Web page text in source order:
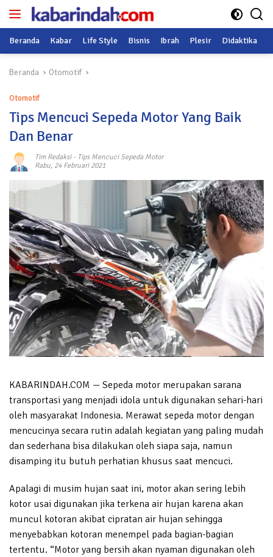
Langsung
Beranda Kabar Life Style Bisnis Ibrah Plesir Didaktika
Beranda Otomotif
Otomotif
Tips Mencuci Sepeda Motor Yang Baik
Dan Benar
Tim Redaksi- Tips Mencuci Sepeda Motor
Rabu, 24 Februari 2021
KABARINDAH.COM — Sepeda motor merupakan sarana
transportasi yang menjadi idola untuk digunakan sehari-hari
oleh masyarakat Indonesia. Merawat sepeda motor dengan
mencucinya secara rutin adalah kegiatan yang paling mudah
dan sederhana bisa dilakukan oleh siapa saja, namun
disamping itu butuh perhatian khusus saat mencuci.
Apalagi di musim hujan saat ini, motor akan sering lebih
kotor usai digunakan jika terkena air hujan karena akan
muncul kotoran akibat cipratan air hujan sehingga
menyebabkan kotoran menempel pada bagian-bagian
tertentu. “Motor yang bersih akan nyaman digunakan oleh